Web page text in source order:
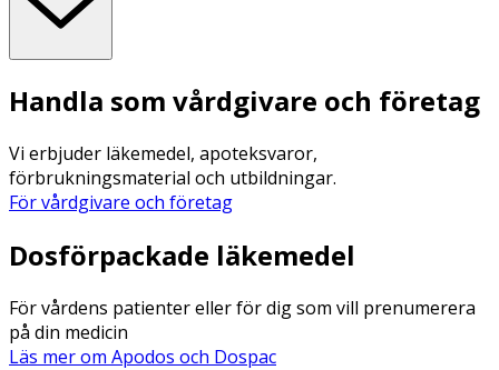
Handla som vårdgivare och företag
Vi erbjuder läkemedel, apoteksvaror,
förbrukningsmaterial och utbildningar.
För vårdgivare och företag
Dosförpackade läkemedel
För vårdens patienter eller för dig som vill prenumerera
på din medicin
Läs mer om Apodos och Dospac